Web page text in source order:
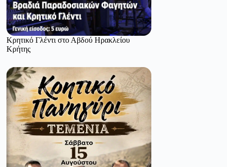
Κρητικό Γλέντι στο Αβδού Ηρακλείου
Κρήτης